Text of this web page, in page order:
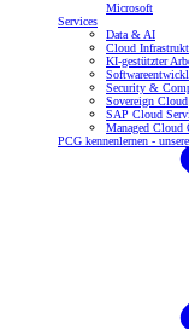
Microsoft
Services
Data & AI
Cloud
KI-gestützter
Security &
Sovereign Cloud
SAP Cloud
Managed Cloud
PCG kennenlernen -